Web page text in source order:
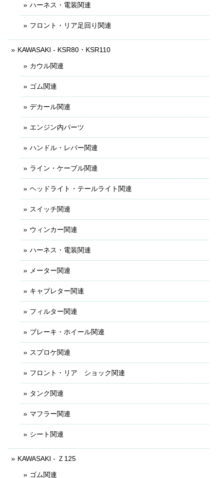
ハーネス・電装関連
フロント・リア足回り関連
KAWASAKI - KSR80・KSR110
カウル関連
ゴム関連
デカール関連
エンジン内パーツ
ハンドル・レバー関連
ライン・ケーブル関連
ヘッドライト・テールライト関連
スイッチ関連
ウィンカー関連
ハーネス・電装関連
メーター関連
キャブレター関連
フィルター関連
ブレーキ・ホイール関連
スプロケ関連
フロント・リア ショック関連
タンク関連
マフラー関連
シート関連
KAWASAKI - Ｚ125
ゴム関連